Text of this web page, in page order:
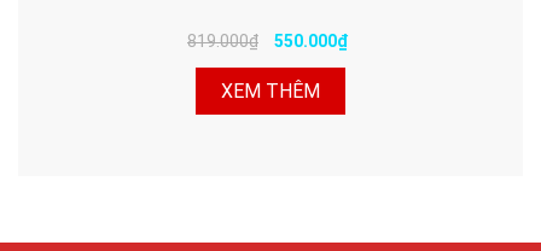
819.000₫ 550.000₫
XEM THÊM